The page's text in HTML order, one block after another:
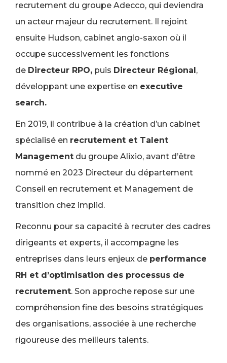
recrutement du groupe Adecco, qui deviendra
un acteur majeur du recrutement. Il rejoint
ensuite Hudson, cabinet anglo-saxon où il
occupe successivement les fonctions
de Directeur RPO, puis Directeur Régional,
développant une expertise en executive
search.
En 2019, il contribue à la création d’un cabinet
spécialisé en recrutement et Talent
Management du groupe Alixio, avant d’être
nommé en 2023 Directeur du département
Conseil en recrutement et Management de
transition chez implid.
Reconnu pour sa capacité à recruter des cadres
dirigeants et experts, il accompagne les
entreprises dans leurs enjeux de performance
RH et d’optimisation des processus de
recrutement. Son approche repose sur une
compréhension fine des besoins stratégiques
des organisations, associée à une recherche
rigoureuse des meilleurs talents.